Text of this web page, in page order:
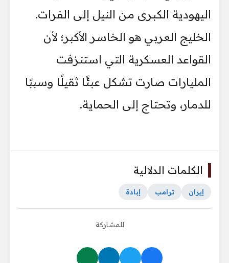
اليهودية الكبرى من النيل إلى الفرات.
الخليج العربي هو الخاسر الأكبر؛ لأن
القواعد العسكرية التي استنزفت
المليارات صارت تشكل عبئًا ثقيلًا وسببًا
للدمار، وتحتاج إلى الحماية.
الكلمات الدلالية
إيران ترامب إبادة
للمشاركة